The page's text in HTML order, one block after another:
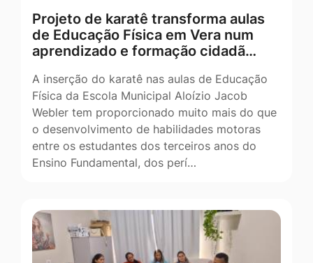
Projeto de karatê transforma aulas
de Educação Física em Vera num
aprendizado e formação cidadã…
A inserção do karatê nas aulas de Educação
Física da Escola Municipal Aloízio Jacob
Webler tem proporcionado muito mais do que
o desenvolvimento de habilidades motoras
entre os estudantes dos terceiros anos do
Ensino Fundamental, dos perí…